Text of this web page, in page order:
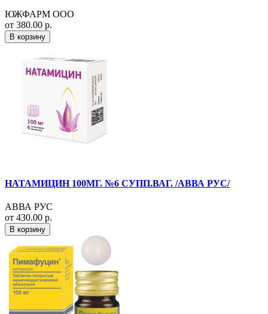
ЮЖФАРМ ООО
от 380.00 р.
В корзину
НАТАМИЦИН 100МГ. №6 СУПП.ВАГ. /АВВА РУС/
АВВА РУС
от 430.00 р.
В корзину